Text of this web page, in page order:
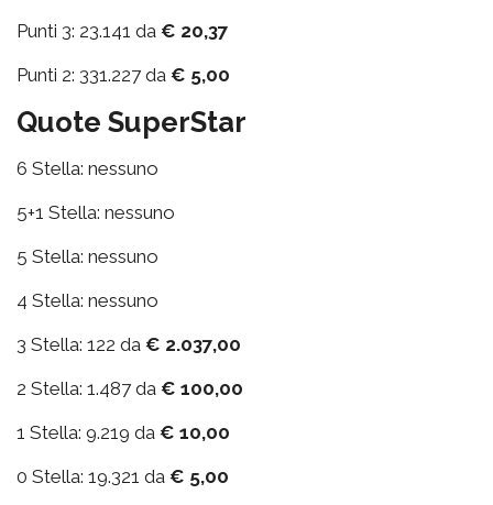
Punti 3: 23.141 da € 20,37
Punti 2: 331.227 da € 5,00
Quote SuperStar
6 Stella: nessuno
5+1 Stella: nessuno
5 Stella: nessuno
4 Stella: nessuno
3 Stella: 122 da € 2.037,00
2 Stella: 1.487 da € 100,00
1 Stella: 9.219 da € 10,00
0 Stella: 19.321 da € 5,00